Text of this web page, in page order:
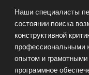
Наши специалисты
состоянии поиска
конструктивной
профессиональными
опытом и
программное